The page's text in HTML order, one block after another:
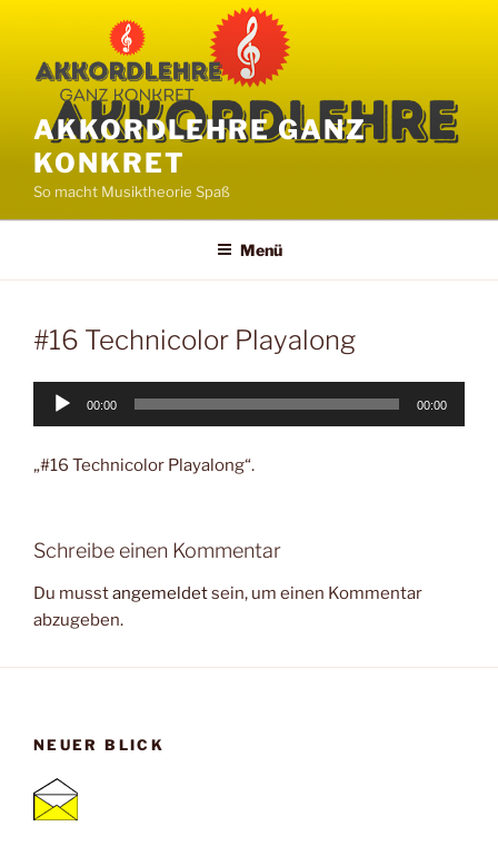
springen
AKKORDLEHRE GANZ
KONKRET
So macht Musiktheorie Spaß
Menü
#16 Technicolor Playalong
Audio-
00:00 00:00
„#16 Technicolor Playalong“.
Schreibe einen Kommentar
Du musstangemeldetsein, um einen Kommentar
abzugeben.
NEUER BLICK